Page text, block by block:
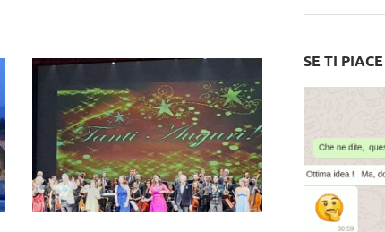
for:
SE TI